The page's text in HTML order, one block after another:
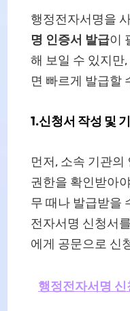
행정전자서명을
명 인증서 발급이
해 보일 수 있지만
면 빠르게 발급할
1.신청서 작성 및
먼저, 소속 기관의
권한을 확인받아
무 때나 발급받을
전자서명 신청서
에게 공문으로 신
행정전자서명